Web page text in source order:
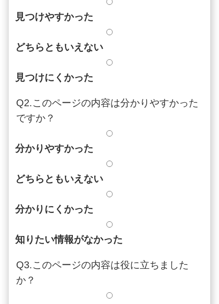
見つけやすかった
どちらともいえない
見つけにくかった
Q2.このページの内容は分かりやすかった
ですか？
分かりやすかった
どちらともいえない
分かりにくかった
知りたい情報がなかった
Q3.このページの内容は役に立ちました
か？